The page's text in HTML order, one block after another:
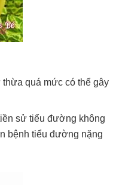
quá mức có thể gây
sử tiểu đường không
bệnh tiểu đường nặng